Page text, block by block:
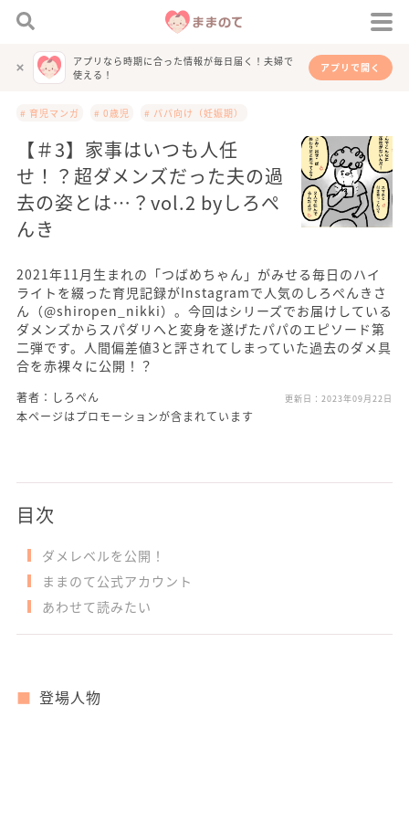
アプリなら時期に合った情報が毎日届く！夫婦で
使える！
アプリで開く
# 育児マンガ # 0歳児 # パパ向け（妊娠期）
【＃3】家事はいつも人任
せ！？超ダメンズだった夫の過
去の姿とは…？vol.2 byしろぺ
んき
2021年11月生まれの「つばめちゃん」がみせる毎日のハイ
ライトを綴った育児記録がInstagramで人気のしろぺんきさ
ん（@shiropen_nikki）。今回はシリーズでお届けしている
ダメンズからスパダリへと変身を遂げたパパのエピソード第
二弾です。人間偏差値3と評されてしまっていた過去のダメ具
合を赤裸々に公開！？
著者：しろぺん 更新日： 2023年09月22日
本ページはプロモーションが含まれています
目次
ダメレベルを公開！
ままのて公式アカウント
あわせて読みたい
登場人物